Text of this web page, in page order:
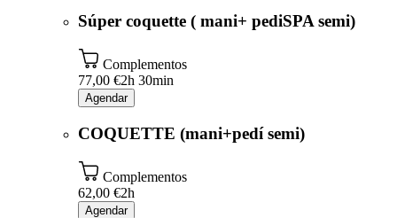
Súper coquette ( mani+ pediSPA semi)
Complementos
77,00 €2h 30min
Agendar
COQUETTE (mani+pedí semi)
Complementos
62,00 €2h
Agendar